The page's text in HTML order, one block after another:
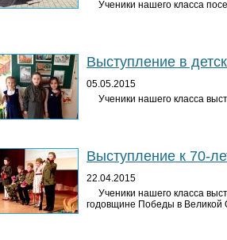
Ученики нашего класса
Выступление в
05.05.2015
Ученики нашего класса
Выступление к 70-
22.04.2015
Ученики нашего класса
годовщине Победы в Великой